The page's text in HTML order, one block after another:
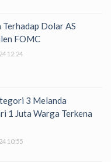
Terhadap Dolar AS
FOMC
12:24
3 Melanda
1 Juta Warga Terkena
10:55